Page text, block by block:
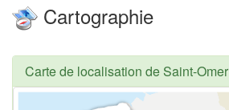
Cartographie
Carte de localisation de Saint-Omer